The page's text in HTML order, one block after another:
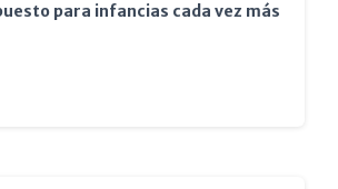
para infancias cada vez más